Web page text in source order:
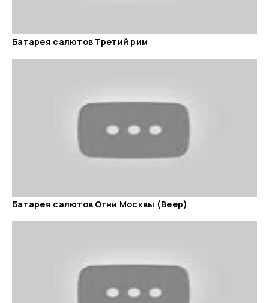
Батарея салютов Третий рим
Батарея салютов Огни Москвы (Веер)